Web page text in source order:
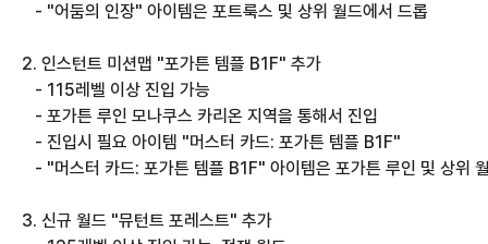
   - "어둠의 인장" 아이템은 포트룩스 및 상위 월드에서 드롭
2. 인스턴트 미션맵 "포가튼 템플 B1F" 추가
   - 115레벨 이상 진입 가능
   - 포가튼 루인 모나쿠스 카리온 지역을 통해서 진입
   - 진입시 필요 아이템 "머스터 카드: 포가튼 템플 B1F"
- "머스터 카드: 포가튼 템플 B1F" 아이템은 포가튼 루인 및 상위
3. 신규 월드 "뮤턴트 포레스트" 추가